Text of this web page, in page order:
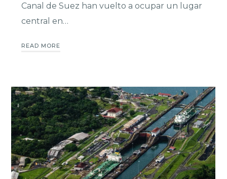
Canal de Suez han vuelto a ocupar un lugar
central en…
READ MORE